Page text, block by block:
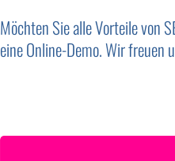
Möchten Sie alle Vorteile von
eine Online-Demo. Wir freuen